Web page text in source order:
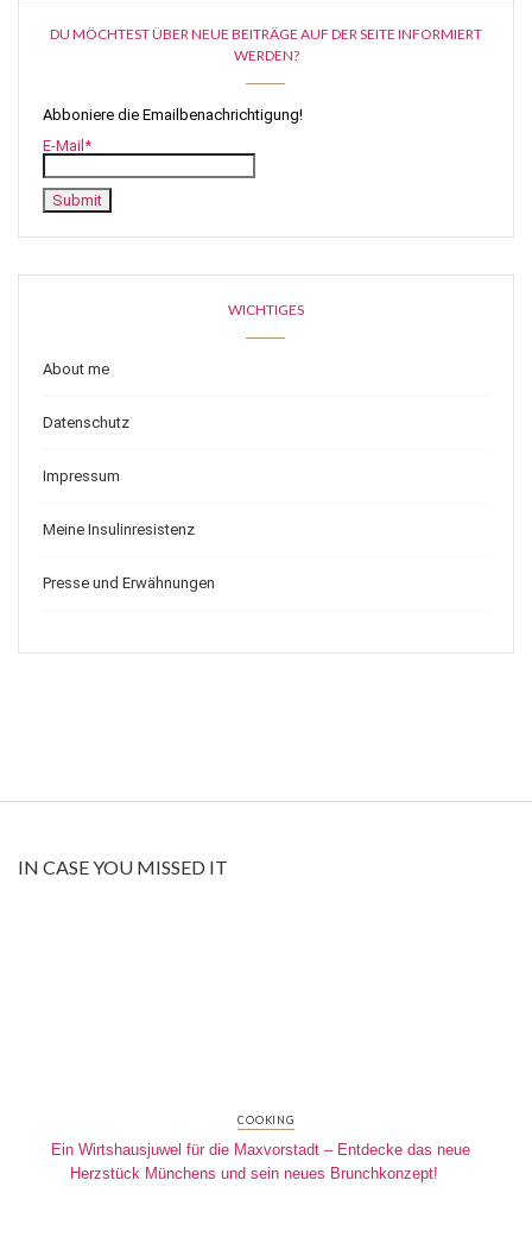
DU MÖCHTEST ÜBER NEUE BEITRÄGE AUF DER SEITE INFORMIERT
WERDEN?
Abboniere die Emailbenachrichtigung!
E-Mail*
WICHTIGES
About me
Datenschutz
Impressum
Meine Insulinresistenz
Presse und Erwähnungen
IN CASE YOU MISSED IT
COOKING
Ein Wirtshausjuwel für die Maxvorstadt – Entdecke das neue
Herzstück Münchens und sein neues Brunchkonzept!